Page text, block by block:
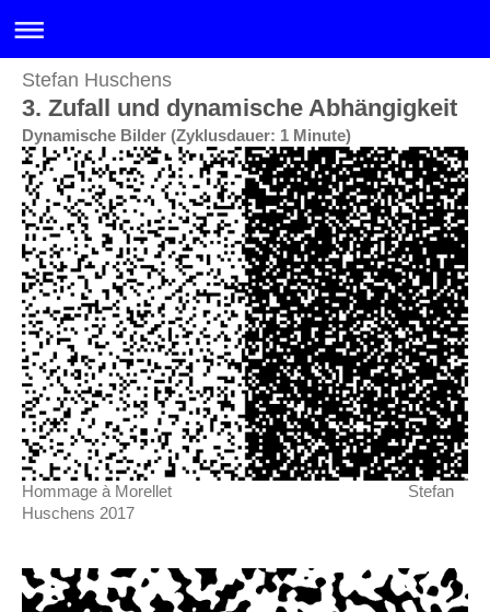
Stefan Huschens
3. Zufall und dynamische Abhängigkeit
Dynamische Bilder (Zyklusdauer: 1 Minute)
Hommage à Morellet Stefan
Huschens 2017